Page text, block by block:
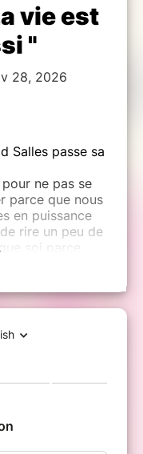
vie est
"
28, 2026
Salles passe sa
pas se
parce que nous
en puissance
rire un peu de
soi parce
raconte et
avec une